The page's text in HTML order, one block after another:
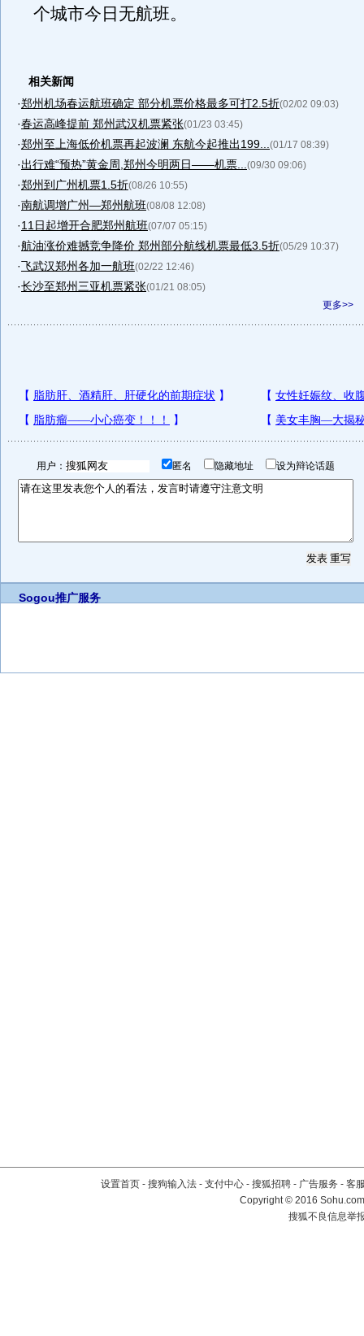
个城市今日无航班。
相关新闻
·郑州机场春运航班确定 部分机票价格最多可打2.5折(02/02 09:03)
·春运高峰提前 郑州武汉机票紧张(01/23 03:45)
·郑州至上海低价机票再起波澜 东航今起推出199... (01/17 08:39)
·出行难“预热”黄金周,郑州今明两日——机票... (09/30 09:06)
·郑州到广州机票1.5折(08/26 10:55)
·南航调增广州—郑州航班(08/08 12:08)
·11日起增开合肥郑州航班(07/07 05:15)
·航油涨价难撼竞争降价 郑州部分航线机票最低3.5折(05/29 10:37)
·飞武汉郑州各加一航班(02/22 12:46)
·长沙至郑州三亚机票紧张(01/21 08:05)
更多>>
用户： 匿名 隐藏地址 设为辩论话题
Sogou推广服务
设置首页 - 搜狗输入法 - 支付中心 - 搜狐招聘 - 广告服务 - 客
Copyright©2016
搜狐不良信息举